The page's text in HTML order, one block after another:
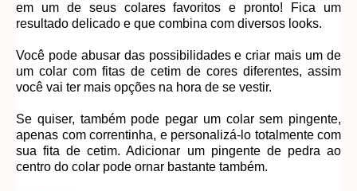
em um de seus colares favoritos e pronto! Fica um
resultado delicado e que combina com diversos looks.
Você pode abusar das possibilidades e criar mais um de
um colar com fitas de cetim de cores diferentes, assim
você vai ter mais opções na hora de se vestir.
Se quiser, também pode pegar um colar sem pingente,
apenas com correntinha, e personalizá-lo totalmente com
sua fita de cetim. Adicionar um pingente de pedra ao
centro do colar pode ornar bastante também.